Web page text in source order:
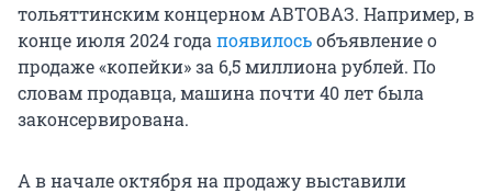
тольяттинским концерном АВТОВАЗ. Например, в
конце июля 2024 года появилосьобъявление о
продаже «копейки» за 6,5 миллиона рублей. По
словам продавца, машина почти 40 лет была
законсервирована.
А в начале октября на продажу выставили